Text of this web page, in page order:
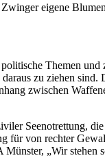
eigene
Themen
zu ziehen
zwischen
Seenotrettung,
für von rechter
„Wir